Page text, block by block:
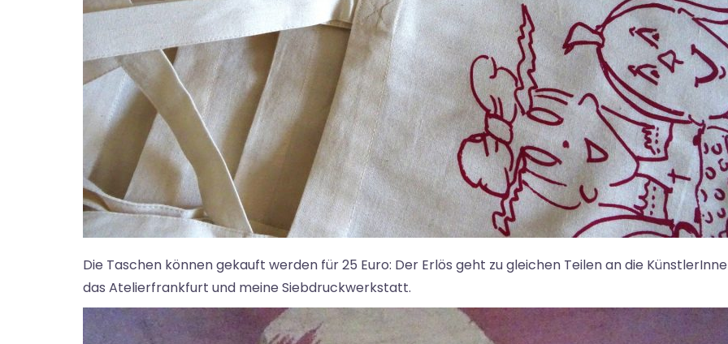
Die Taschen können gekauft werden für 25 Euro: Der Erlös geht zu gleichen Teilen an die
das Atelierfrankfurt und meine Siebdruckwerkstatt.